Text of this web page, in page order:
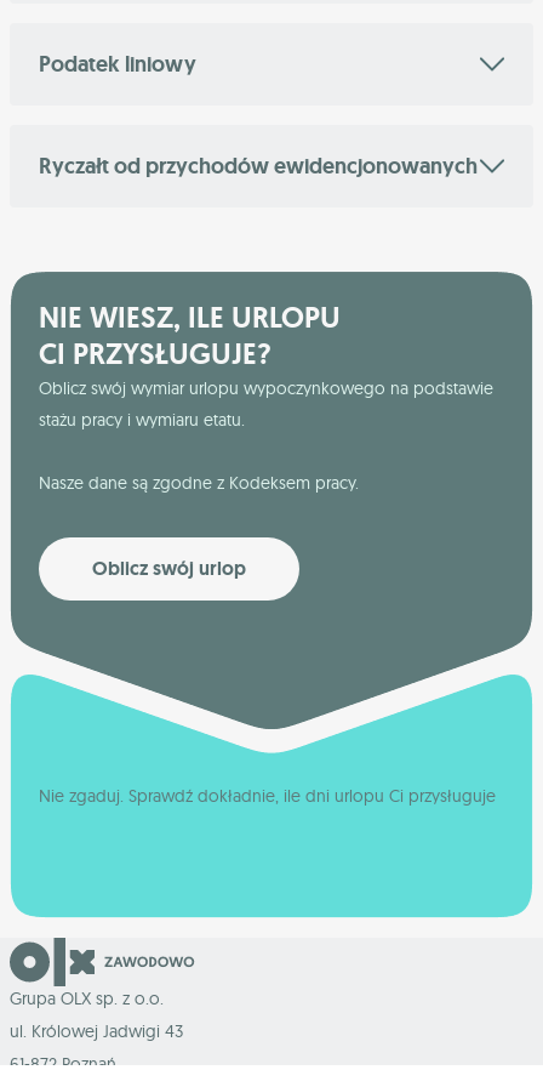
Podatek liniowy
Ryczałt od przychodów ewidencjonowanych
NIE WIESZ, ILE URLOPU
CI PRZYSŁUGUJE?
Oblicz swój wymiar urlopu wypoczynkowego na podstawie
stażu pracy i wymiaru etatu.
Nasze dane są zgodne z Kodeksem pracy.
Oblicz swój urlop
Nie zgaduj. Sprawdź dokładnie, ile dni urlopu Ci przysługuje
Grupa OLX sp. z o.o.
ul. Królowej Jadwigi 43
61-872 Poznań